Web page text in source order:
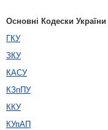
Основні Кодески України
ГКУ
ЗКУ
КАСУ
КЗпПУ
ККУ
КУпАП